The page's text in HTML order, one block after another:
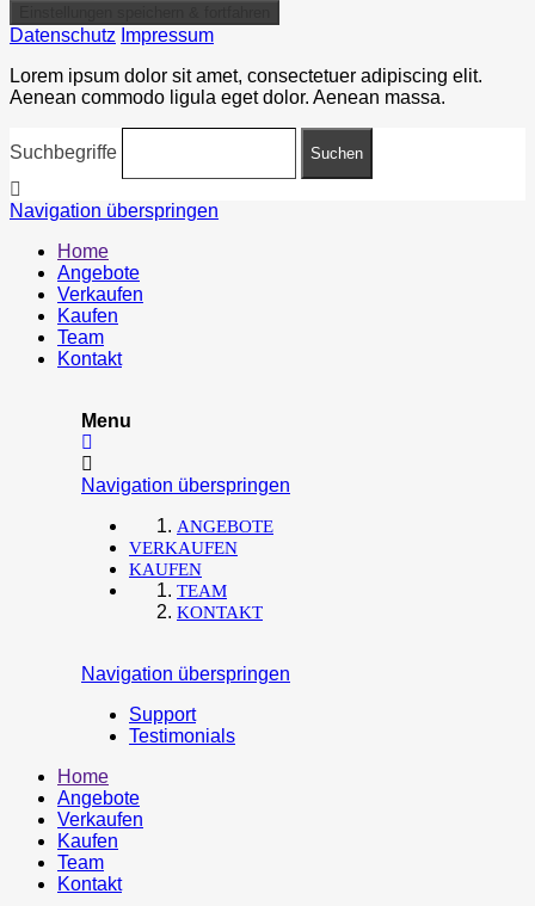
Datenschutz Impressum
Lorem ipsum dolor sit amet, consectetuer adipiscing elit.
Aenean commodo ligula eget dolor. Aenean massa.
Suchbegriffe
Navigation überspringen
Home
Angebote
Verkaufen
Kaufen
Team
Kontakt
Menu
Navigation überspringen
ANGEBOTE
VERKAUFEN
KAUFEN
TEAM
KONTAKT
Navigation überspringen
Support
Testimonials
Home
Angebote
Verkaufen
Kaufen
Team
Kontakt